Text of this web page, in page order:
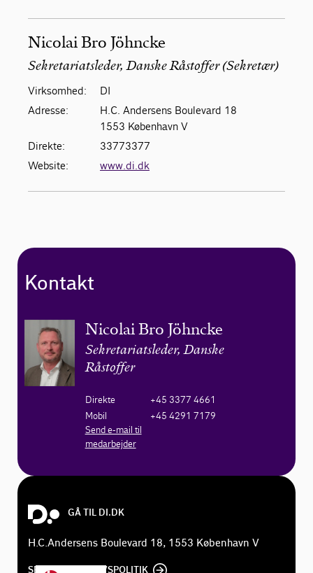
Nicolai Bro Jöhncke
Sekretariatsleder, Danske Råstoffer (Sekretær)
Virksomhed:
DI
Adresse:
H.C. Andersens Boulevard 18
1553 København V
Direkte:
33773377
Website:
www.di.dk
Kontakt
Nicolai Bro Jöhncke
Sekretariatsleder, Danske
Råstoffer
Direkte
+45 3377 4661
Mobil
+45 4291 7179
Send e-mail til
medarbejder
GÅ TIL DI.DK
H.C.Andersens Boulevard 18, 1553 København V
SE DI'S PRIVATLIVSPOLITIK